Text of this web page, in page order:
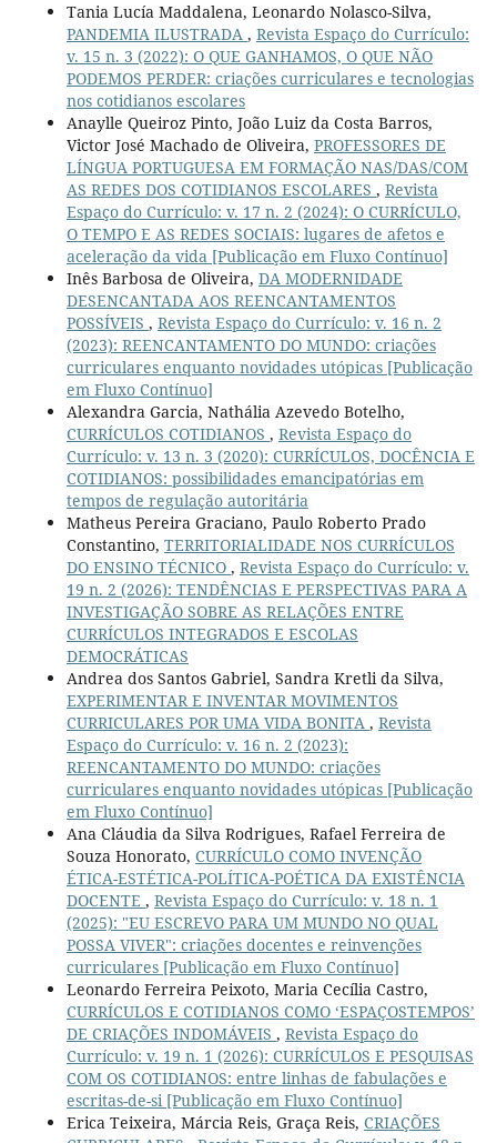
Tania Lucía Maddalena, Leonardo Nolasco-Silva,
PANDEMIA ILUSTRADA , Revista Espaço do Currículo:
v. 15 n. 3 (2022): O QUE GANHAMOS, O QUE NÃO
PODEMOS PERDER: criações curriculares e tecnologias
nos cotidianos escolares
Anaylle Queiroz Pinto, João Luiz da Costa Barros,
Victor José Machado de Oliveira, PROFESSORES DE
LÍNGUA PORTUGUESA EM FORMAÇÃO NAS/DAS/COM
AS REDES DOS COTIDIANOS ESCOLARES , Revista
Espaço do Currículo: v. 17 n. 2 (2024): O CURRÍCULO,
O TEMPO E AS REDES SOCIAIS: lugares de afetos e
aceleração da vida [Publicação em Fluxo Contínuo]
Inês Barbosa de Oliveira, DA MODERNIDADE
DESENCANTADA AOS REENCANTAMENTOS
POSSÍVEIS , Revista Espaço do Currículo: v. 16 n. 2
(2023): REENCANTAMENTO DO MUNDO: criações
curriculares enquanto novidades utópicas [Publicação
em Fluxo Contínuo]
Alexandra Garcia, Nathália Azevedo Botelho,
CURRÍCULOS COTIDIANOS , Revista Espaço do
Currículo: v. 13 n. 3 (2020): CURRÍCULOS, DOCÊNCIA E
COTIDIANOS: possibilidades emancipatórias em
tempos de regulação autoritária
Matheus Pereira Graciano, Paulo Roberto Prado
Constantino, TERRITORIALIDADE NOS CURRÍCULOS
DO ENSINO TÉCNICO , Revista Espaço do Currículo: v.
19 n. 2 (2026): TENDÊNCIAS E PERSPECTIVAS PARA A
INVESTIGAÇÃO SOBRE AS RELAÇÕES ENTRE
CURRÍCULOS INTEGRADOS E ESCOLAS
DEMOCRÁTICAS
Andrea dos Santos Gabriel, Sandra Kretli da Silva,
EXPERIMENTAR E INVENTAR MOVIMENTOS
CURRICULARES POR UMA VIDA BONITA , Revista
Espaço do Currículo: v. 16 n. 2 (2023):
REENCANTAMENTO DO MUNDO: criações
curriculares enquanto novidades utópicas [Publicação
em Fluxo Contínuo]
Ana Cláudia da Silva Rodrigues, Rafael Ferreira de
Souza Honorato, CURRÍCULO COMO INVENÇÃO
ÉTICA-ESTÉTICA-POLÍTICA-POÉTICA DA EXISTÊNCIA
DOCENTE , Revista Espaço do Currículo: v. 18 n. 1
(2025): "EU ESCREVO PARA UM MUNDO NO QUAL
POSSA VIVER": criações docentes e reinvenções
curriculares [Publicação em Fluxo Contínuo]
Leonardo Ferreira Peixoto, Maria Cecília Castro,
CURRÍCULOS E COTIDIANOS COMO ‘ESPAÇOSTEMPOS’
DE CRIAÇÕES INDOMÁVEIS , Revista Espaço do
Currículo: v. 19 n. 1 (2026): CURRÍCULOS E PESQUISAS
COM OS COTIDIANOS: entre linhas de fabulações e
escritas-de-si [Publicação em Fluxo Contínuo]
Erica Teixeira, Márcia Reis, Graça Reis, CRIAÇÕES